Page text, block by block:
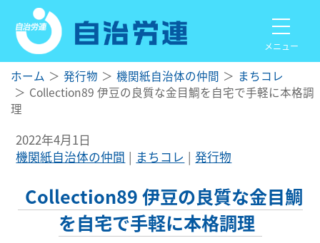
メニュー
ホーム 発行物 機関紙自治体の仲間
まちコレ
Collection89 伊豆の良質な金目鯛を自宅で手軽に本格調
理
2022年4月1日
機関紙自治体の仲間
まちコレ 発行物
Collection89 伊豆の良質な金目鯛
を自宅で手軽に本格調理